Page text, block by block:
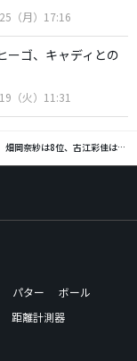
（月）17:16
ーゴ、キャディとの
（火）11:31
奈紗は8位、古江彩佳は14位
パター
ボール
距離計測器